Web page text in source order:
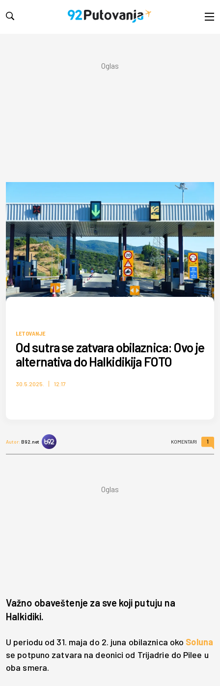
Shutterstock/22Images Studio
LETOVANJE
Od sutra se zatvara obilaznica: Ovo je
alternativa do Halkidikija FOTO
30.5.2025. 12:17
Autor: B92.net KOMENTARI 1
Važno obaveštenje za sve koji putuju na
Halkidiki.
U periodu od 31. maja do 2. juna obilaznica oko Soluna
se potpuno zatvara na deonici od Trijadrie do Pilee u
oba smera.